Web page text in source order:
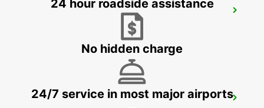
ESKILSTUNA
24 hour roadside assistance
No hidden charge
24/7 service in most major airports